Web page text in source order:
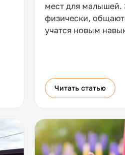
мест для малышей.
физически,
учатся новым
нужно правильно
заранее
Читать статью